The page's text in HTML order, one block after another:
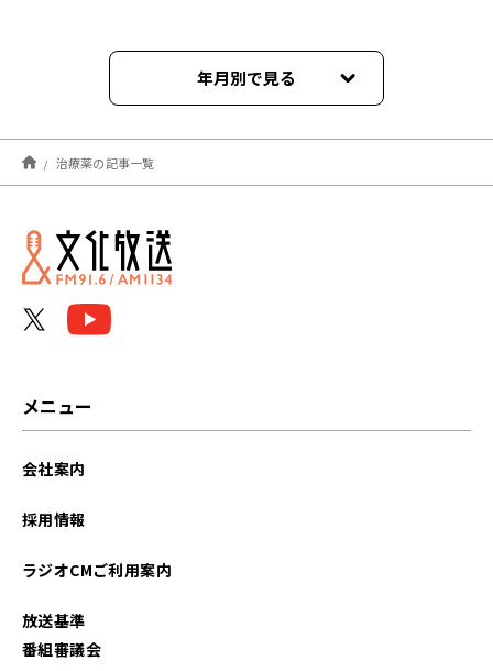
年月別で見る
2022年03月
2022年01月
2021年12月
治療薬の記事一覧
メニュー
会社案内
採用情報
ラジオCMご利用案内
放送基準
番組審議会